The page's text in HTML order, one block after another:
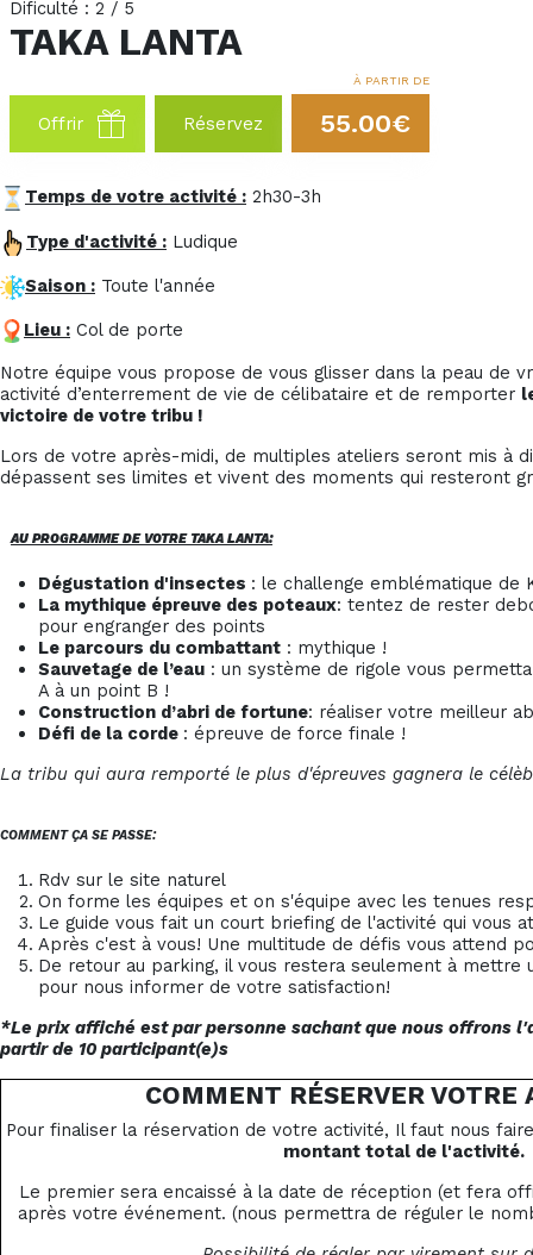
Dificulté : 2 / 5
TAKA LANTA
Offrir Réservez
À PARTIR DE
55.00€
Temps de votre activité : 2h30-3h
Type d'activité : Ludique
Saison : Toute l'année
Lieu : Col de porte
Notre équipe vous propose de vous glisser dans la peau de
activité d’enterrement de vie de célibataire et de remporter
victoire de votre tribu !
Lors de votre après-midi, de multiples ateliers seront mis à
dépassent ses limites et vivent des moments qui resteront
AU PROGRAMME DE VOTRE TAKA LANTA:
Dégustation d'insectes : le challenge emblématique de
La mythique épreuve des poteaux: tentez de rester
pour engranger des points
Le parcours du combattant : mythique !
Sauvetage de l’eau : un système de rigole vous
A à un point B !
Construction d’abri de fortune: réaliser votre meilleur
Défi de la corde : épreuve de force finale !
La tribu qui aura remporté le plus d'épreuves gagnera le
COMMENT ÇA SE PASSE:
Rdv sur le site naturel
On forme les équipes et on s'équipe avec les tenues
Le guide vous fait un court briefing de l'activité qui vous
Après c'est à vous! Une multitude de défis vous attend
De retour au parking, il vous restera seulement à mettre
pour nous informer de votre satisfaction!
*Le prix affiché est par personne sachant que nous offrons
partir de 10 participant(e)s
COMMENT RÉSERVER VOTRE
Pour finaliser la réservation de votre activité, Il faut nous
montant total de l'activité.
Le premier sera encaissé à la date de réception (et fera
après votre événement. (nous permettra de réguler le